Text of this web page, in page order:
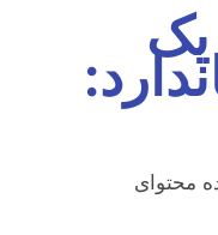
یک
محتوای